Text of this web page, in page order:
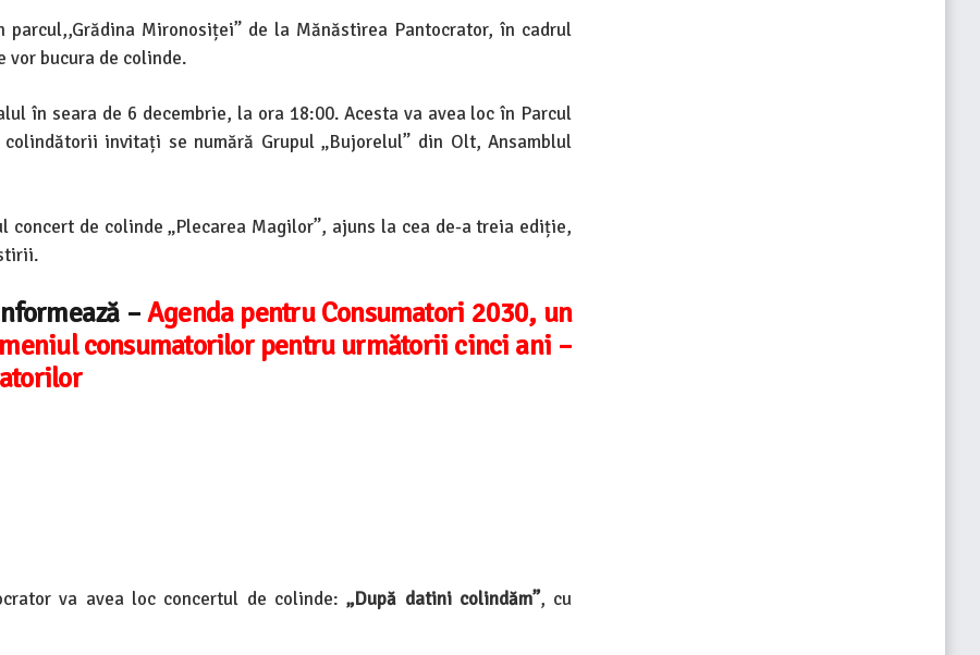
Mironosiței” de la Mănăstirea Pantocrator, în cadrul
vor bucura de colinde.
în seara de 6 decembrie, la ora 18:00. Acesta va avea loc în Parcul
invitați se numără Grupul „Bujorelul” din Olt, Ansamblul
de colinde „Plecarea Magilor”, ajuns la cea de-a treia ediție,
–Agenda pentru Consumatori 2030, un
consumatorilor pentru următorii cinci ani –
va avea loc concertul de colinde:„După datini colindăm”, cu